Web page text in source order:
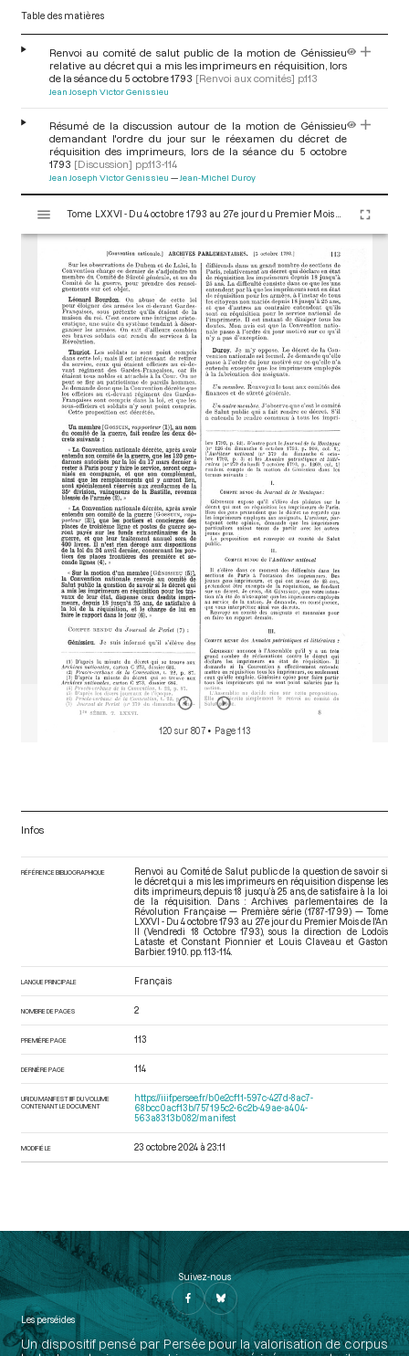
Table des matières
Renvoi au comité de salut public de la motion de Génissieu
relative au décret qui a mis les imprimeurs en réquisition, lors
de la séance du 5 octobre 1793 [Renvoi aux comités] p.113
Jean Joseph Victor Genissieu
Résumé de la discussion autour de la motion de Génissieu
demandant l'ordre du jour sur le réexamen du décret de
réquisition des imprimeurs, lors de la séance du 5 octobre
1793 [Discussion] pp.113-114
Jean Joseph Victor Genissieu Jean-Michel Duroy
s
120 sur 807 • Page 113
Infos
RÉFÉRENCE BIBLIOGRAPHIQUE
Renvoi au Comité de Salut public de la question de savoir si
le décret qui a mis les imprimeurs en réquisition dispense les
dits imprimeurs, depuis 18 jusqu’à 25 ans, de satisfaire à la loi
de la réquisition. Dans : Archives parlementaires de la
Révolution Française — Première série (1787-1799) — Tome
LXXVI - Du 4 octobre 1793 au 27e jour du Premier Mois de l'An
II (Vendredi 18 Octobre 1793), sous la direction de Lodoïs
Lataste et Constant Pionnier et Louis Claveau et Gaston
Barbier. 1910. pp. 113-114.
LANGUE PRINCIPALE Français
NOMBRE DE PAGES 2
PREMIÈRE PAGE 113
DERNIÈRE PAGE 114
URI DU MANIFEST IIIF DU VOLUME
CONTENANT LE DOCUMENT
https://iiif.persee.fr/b0e2cf11-597c-427d-8ac7-
68bcc0acf13b/757195c2-6c2b-49ae-a404-
563a8313b082/manifest
MODIFIÉ LE 23 octobre 2024 à 23:11
Suivez-nous
Les perséides
Un dispositif pensé par Persée pour la valorisation de corpus